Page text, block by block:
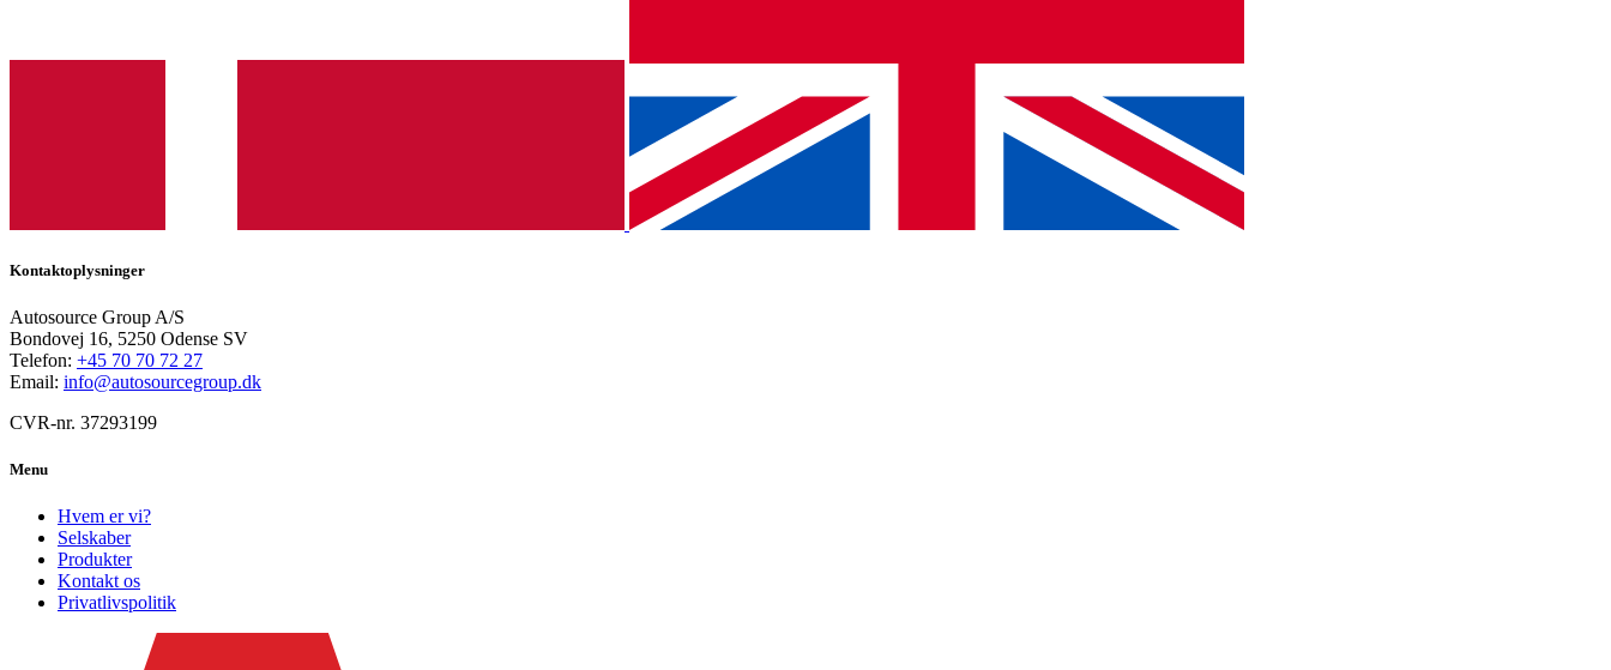
Kontaktoplysninger
Autosource Group A/S
Bondovej 16, 5250 Odense SV
Telefon: +45 70 70 72 27
Email: info@autosourcegroup.dk
CVR-nr. 37293199
Menu
Hvem er vi?
Selskaber
Produkter
Kontakt os
Privatlivspolitik